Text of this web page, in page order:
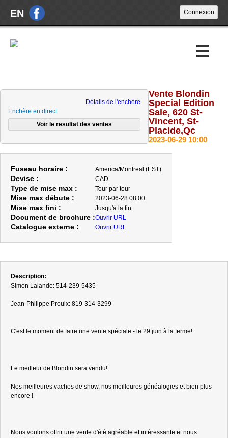
EN
Encans passés
Nous joindre
Détails de l'enchère
Enchère en direct
Vente Blondin
Special Edition
Sale, 620 St-
Vincent, St-
Placide,Qc
2023-06-29 10:00
Fuseau horaire : America/Montreal (EST)
Devise : CAD
Type de mise max : Tour par tour
Mise max débute : 2023-06-28 08:00
Mise max fini : Jusqu'à la fin
Document de brochure :Ouvrir URL
Catalogue externe : Ouvrir URL
Description:
Simon Lalande: 514-239-5435
Jean-Philippe Proulx: 819-314-3299
C'est le moment de faire une vente spéciale - le 29 juin à la ferme!
Le meilleur de Blondin sera vendu!
Nos meilleures vaches de show, nos meilleures généalogies et bien plus
encore !
Nous voulons offrir une vente d'été agréable et intéressante et nous